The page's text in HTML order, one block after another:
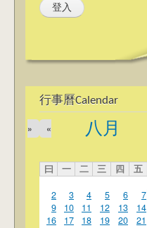
行事曆Calendar
八月
«
»
曰 一 二 三 四 五
2
3 4 5 6 7
9
10 11 12 13 14
16
17 18 19 20 21